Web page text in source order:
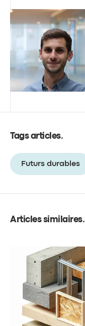
Tags articles.
Futurs durables
Articles similaires.